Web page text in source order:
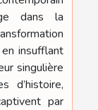
dans la
insufflant
singulière
d’histoire,
par